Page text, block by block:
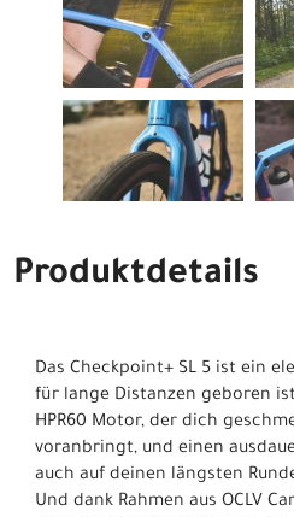
Produktdetails
Das Checkpoint+ SL 5 ist ein
für lange Distanzen geboren
HPR60 Motor, der dich
voranbringt, und einen
auch auf deinen längsten
Und dank Rahmen aus OCLV